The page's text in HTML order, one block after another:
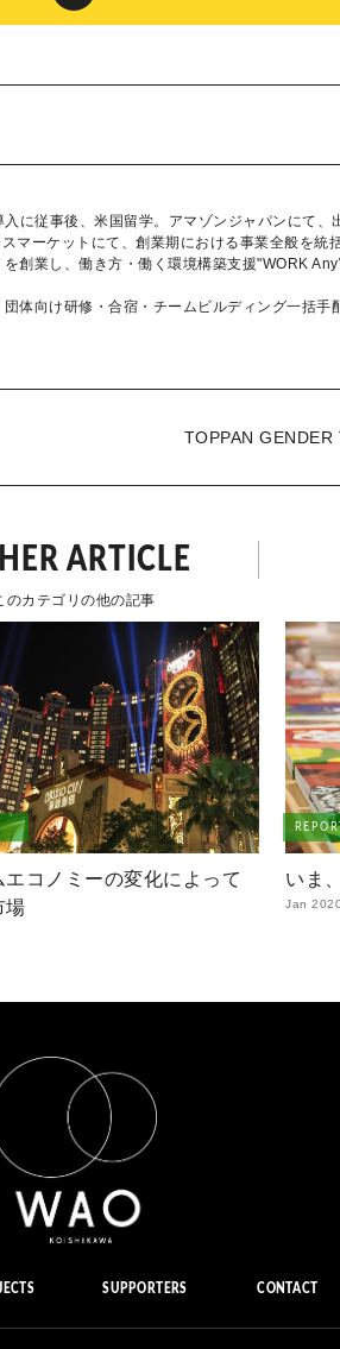
に従事後、米国留学。アマゾンジャパンにて
マーケットにて、創業期における事業全般を統
創業し、働き方・働く環境構築支援"WORK
体向け研修・合宿・チームビルディング一括手
TOPPAN
ARTICLE
のカテゴリの他の記事
コノミーの変化によって
場
いま
Jan
SUPPORTERS CONTACT